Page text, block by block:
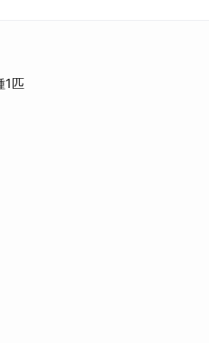
1匹